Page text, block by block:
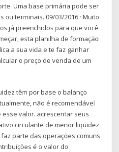
Uma base primária pode ser
terminais. 09/03/2016 · Muito
já preenchidos para que você
esta planilha de formação
a sua vida e te faz ganhar
o preço de venda de um
têm por base o balanço
não é recomendável
valor. acrescentar seus
circulante de menor liquidez.
parte das operações comuns
é o valor do